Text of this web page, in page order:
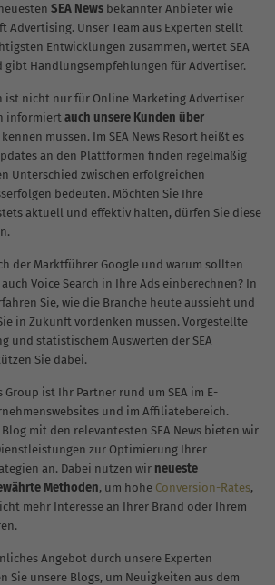
SEA News bekannter Anbieter wie
Advertising. Unser Team aus Experten stellt
Entwicklungen zusammen, wertet SEA
gibt Handlungsempfehlungen für Advertiser.
ist nicht nur für Online Marketing Advertiser
informiert auch unsere Kunden über
müssen. Im SEA News Resort heißt es
an den Plattformen finden regelmäßig
Unterschied zwischen erfolgreichen
bedeuten. Möchten Sie Ihre
aktuell und effektiv halten, dürfen Sie diese
der Marktführer Google und warum sollten
Voice Search in Ihre Ads einberechnen? In
Sie, wie die Branche heute aussieht und
in Zukunft vordenken müssen. Vorgestellte
und statistischem Auswerten der SEA
Sie dabei.
ist Ihr Partner rund um SEA im E-
und im Affiliatebereich.
Blog mit den relevantesten SEA News bieten wir
zur Optimierung Ihrer
an. Dabei nutzen wir neueste
Methoden, um hohe Conversion-Rates,
mehr Interesse an Ihrer Brand oder Ihrem
Angebot durch unsere Experten
Sie unsere Blogs, um Neuigkeiten aus dem